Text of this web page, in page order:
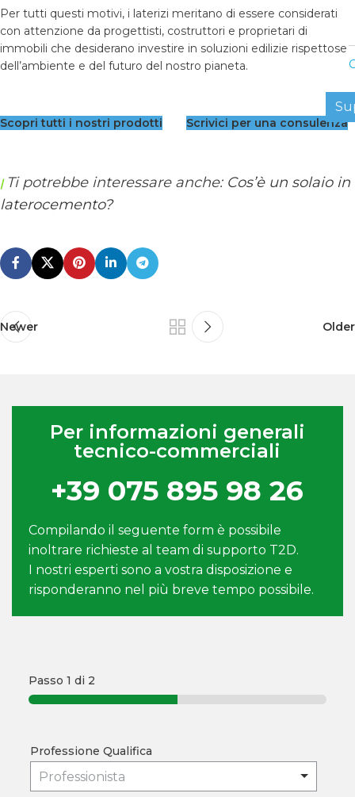
Per tutti questi motivi, i laterizi meritano di essere considerati
con attenzione da progettisti, costruttori e proprietari di
immobili che desiderano investire in soluzioni edilizie rispettose
dell’ambiente e del futuro del nostro pianeta.
Scopri tutti i nostri prodotti Scrivici per una consulenza
| Ti potrebbe interessare anche: Cos’è un solaio in
laterocemento?
Newer Older
Per informazioni generali
tecnico-commerciali
+39 075 895 98 26
Compilando il seguente form è possibile
inoltrare richieste al team di supporto T2D.
I nostri esperti sono a vostra disposizione e
risponderanno nel più breve tempo possibile.
Passo 1 di 2
Professione Qualifica
Professionista